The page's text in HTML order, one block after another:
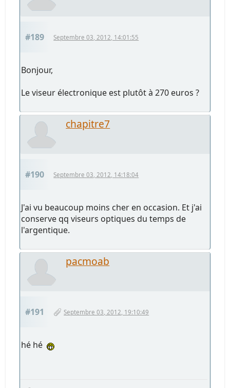
#189 Septembre 03, 2012, 14:01:55
Bonjour,
Le viseur électronique est plutôt à 270 euros ?
chapitre7
#190 Septembre 03, 2012, 14:18:04
J'ai vu beaucoup moins cher en occasion. Et j'ai
conserve qq viseurs optiques du temps de
l'argentique.
pacmoab
#191 Septembre 03, 2012, 19:10:49
hé hé